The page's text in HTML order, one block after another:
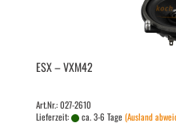
ESX – VXM42
Art.Nr.: 027-2610
Lieferzeit:
ca. 3-6 Tage(Ausland